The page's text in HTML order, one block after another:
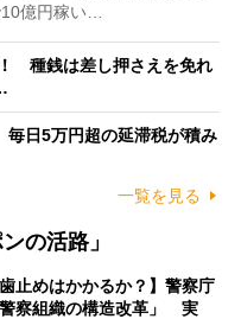
億円稼い…
種銭は差し押さえを免れ
日5万円超の延滞税が積み
一覧を見る
の活路」
止めはかかるか？】警察庁
察組織の構造改革」 実